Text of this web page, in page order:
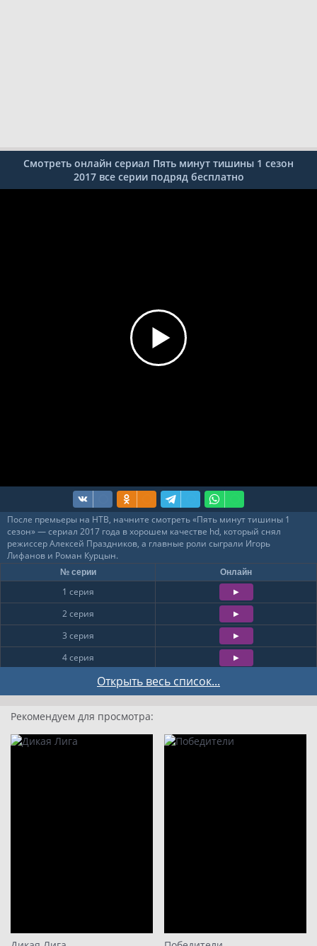
Смотреть онлайн сериал Пять минут тишины 1 сезон
2017 все серии подряд бесплатно
После премьеры на НТВ, начните смотреть «Пять минут тишины 1
сезон» — сериал 2017 года в хорошем качестве hd, который снял
режиссер Алексей Праздников, а главные роли сыграли Игорь
Лифанов и Роман Курцын.
Открыть весь список...
№ серии Онлайн
1 серия
2 серия
3 серия
4 серия
7 серия
8 серия
Рекомендуем для просмотра: